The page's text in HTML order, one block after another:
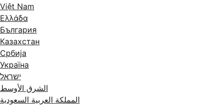
Việt Nam
Ελλάδα
България
Казахстан
Србија
Україна
ישראל
الشرق الأوسط
المملكة العربية السعودية